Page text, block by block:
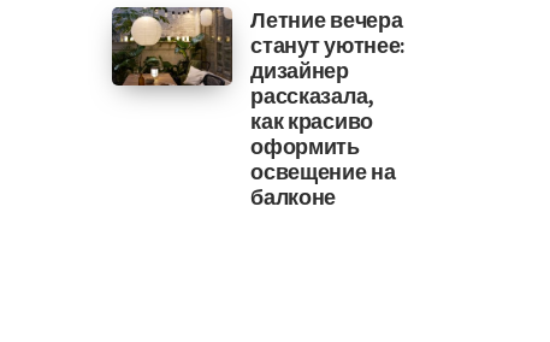
Летние вечера
станут уютнее:
дизайнер
рассказала,
как красиво
оформить
освещение на
балконе